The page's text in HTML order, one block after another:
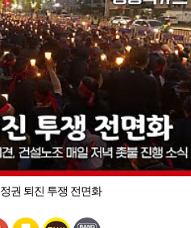
권 퇴진 투쟁 전면화